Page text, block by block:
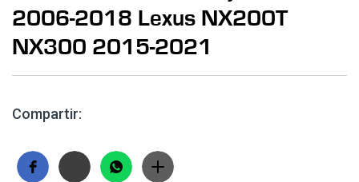
2006-2018 Lexus NX200T
NX300 2015-2021
Compartir: